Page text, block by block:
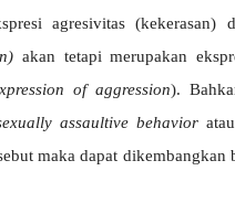
agresivitas (kekerasan)
akan tetapi merupakan
of aggression).
assaultive behavior atau
maka dapat dikembangkan